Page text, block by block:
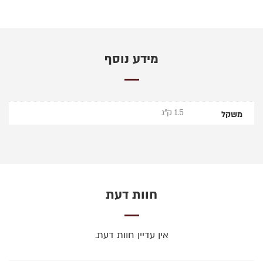
מידע נוסף
משקל 1.5 ק"ג
חוות דעת
אין עדיין חוות דעת.